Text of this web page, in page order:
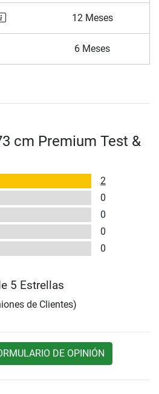
12 Meses
6 Meses
cm Premium Test &
2
0
0
0
0
5 Estrellas
de Clientes)
DE OPINIÓN